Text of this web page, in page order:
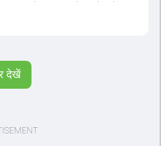
बस गेम खत्म।' कोहली ने उन्हें खुद
ध्यान न देने की सलाह दी। आईपीएल
हो गए हैं और अगली वनडे सीरीज में
देखें